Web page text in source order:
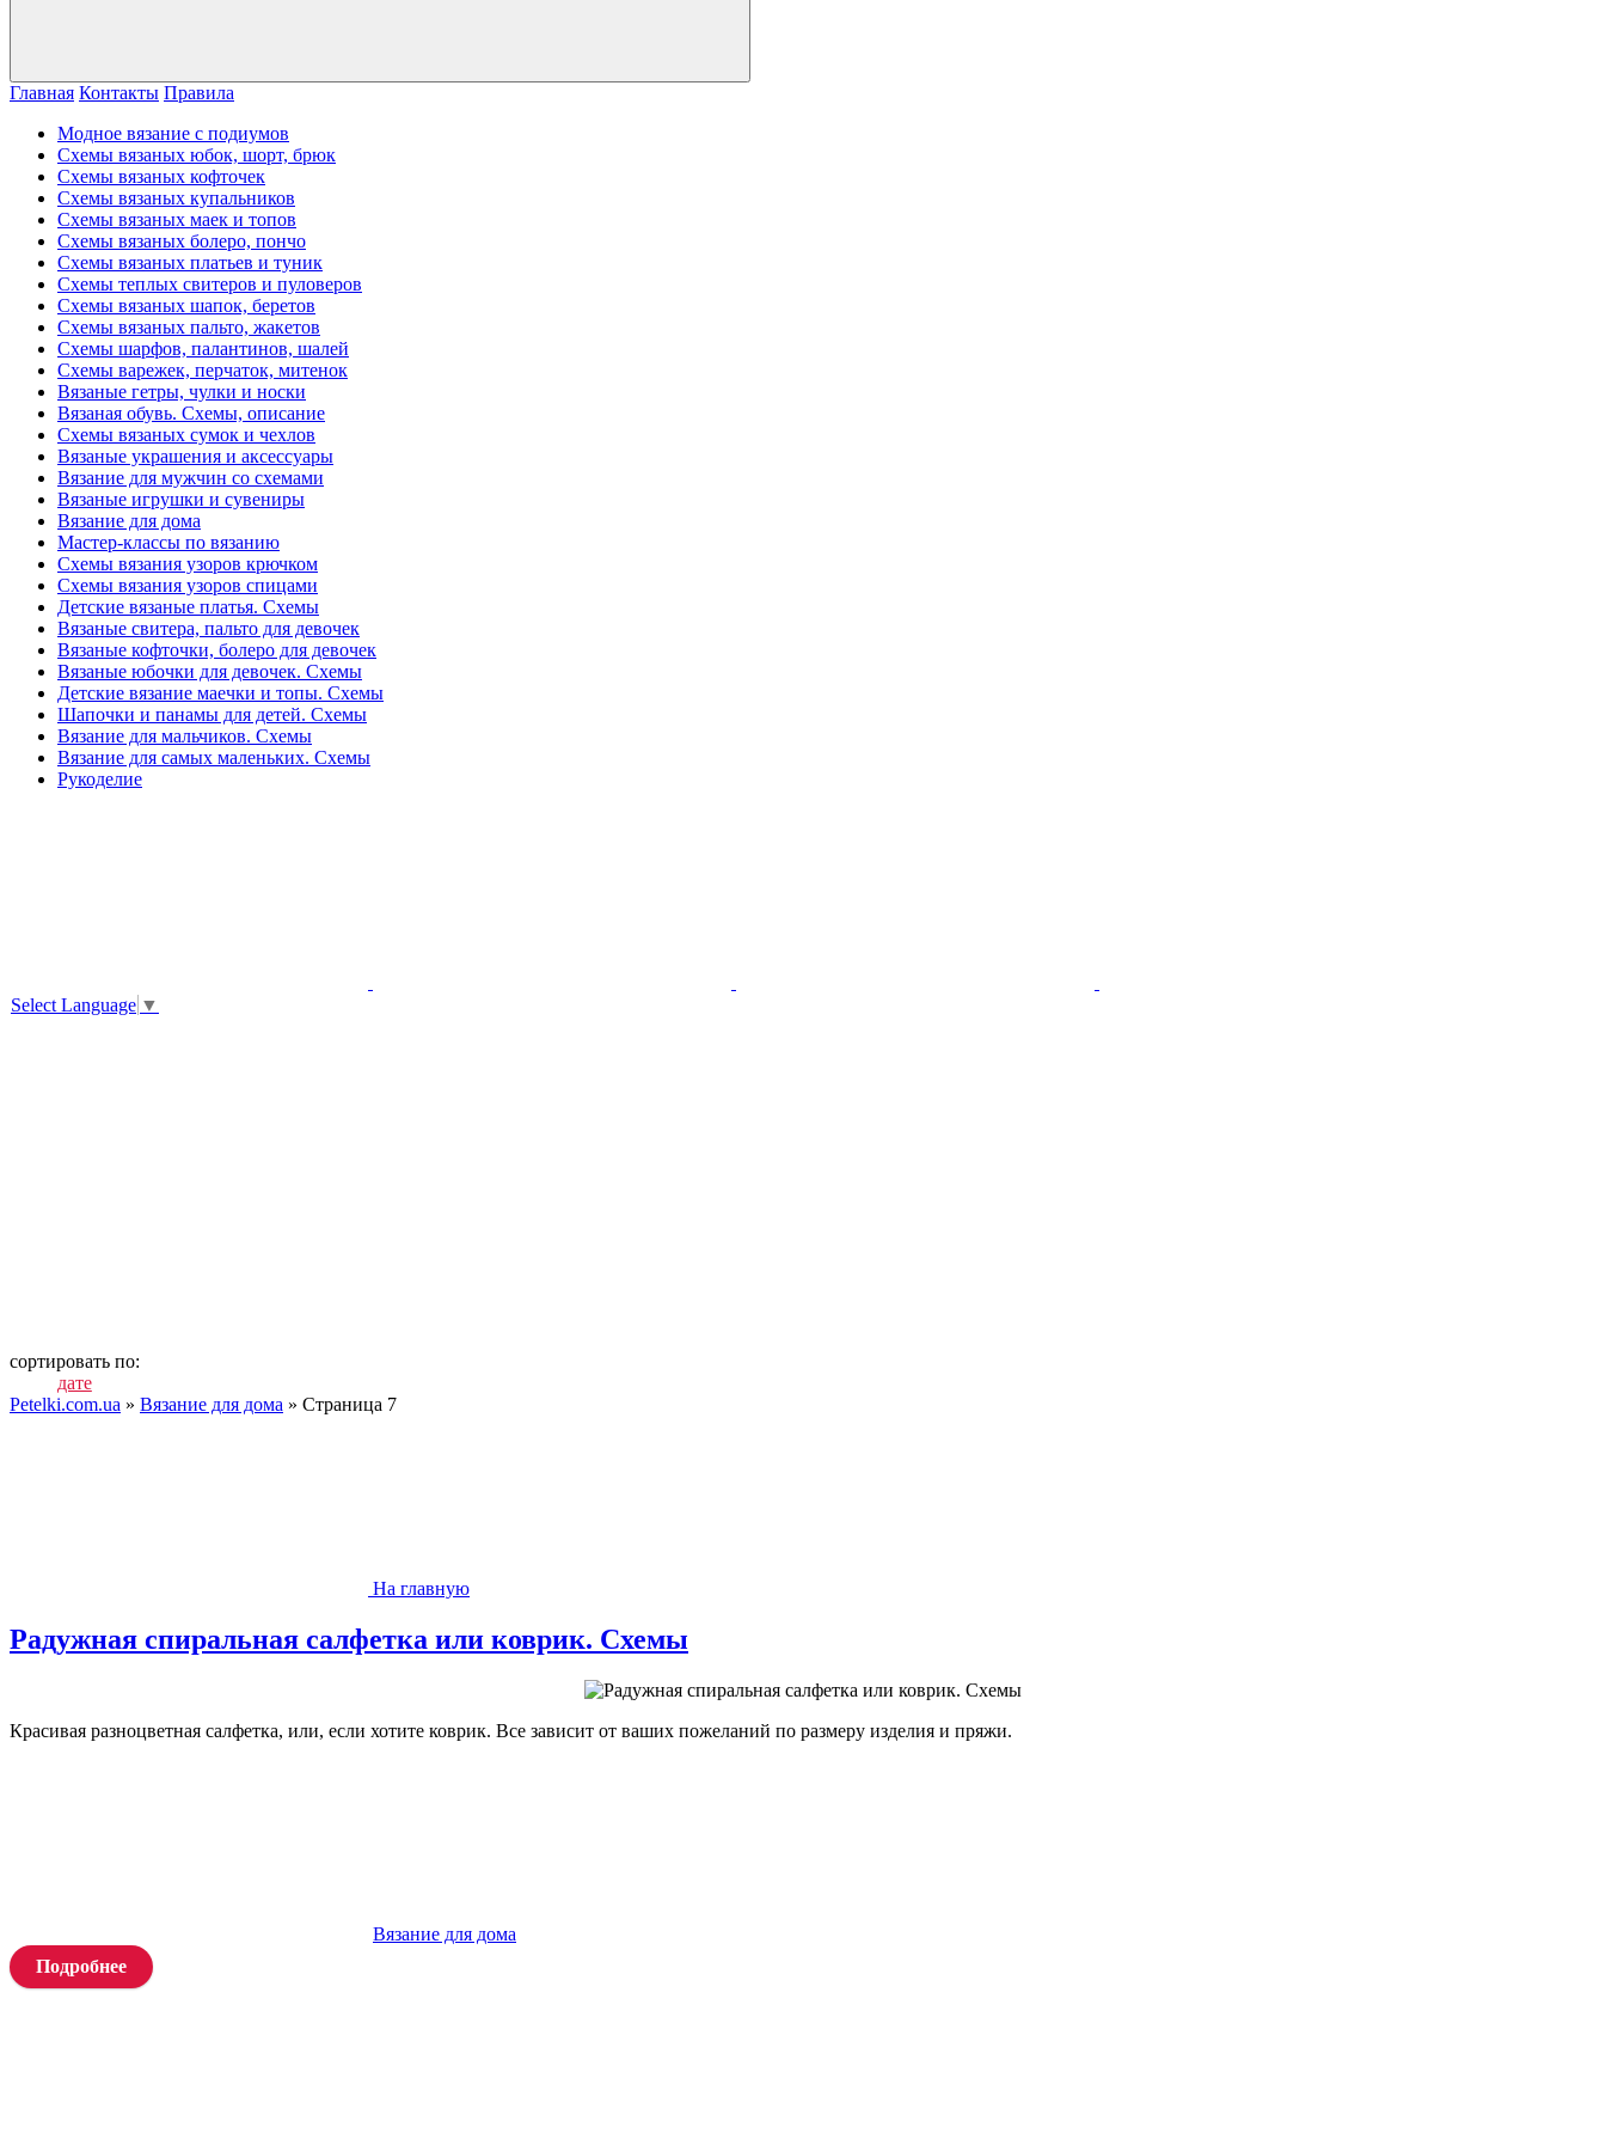
Главная Контакты Правила
Модное вязание с подиумов
Схемы вязаных юбок, шорт, брюк
Схемы вязаных кофточек
Схемы вязаных купальников
Схемы вязаных маек и топов
Схемы вязаных болеро, пончо
Схемы вязаных платьев и туник
Схемы теплых свитеров и пуловеров
Схемы вязаных шапок, беретов
Схемы вязаных пальто, жакетов
Схемы шарфов, палантинов, шалей
Схемы варежек, перчаток, митенок
Вязаные гетры, чулки и носки
Вязаная обувь. Схемы, описание
Схемы вязаных сумок и чехлов
Вязаные украшения и аксессуары
Вязание для мужчин со схемами
Вязаные игрушки и сувениры
Вязание для дома
Мастер-классы по вязанию
Схемы вязания узоров крючком
Схемы вязания узоров спицами
Детские вязаные платья. Схемы
Вязаные свитера, пальто для девочек
Вязаные кофточки, болеро для девочек
Вязаные юбочки для девочек. Схемы
Детские вязание маечки и топы. Схемы
Шапочки и панамы для детей. Схемы
Вязание для мальчиков. Схемы
Вязание для самых маленьких. Схемы
Рукоделие
Select Language ▼
сортировать по:
дате
Petelki.com.ua » Вязание для дома » Страница 7
На главную
Радужная спиральная салфетка или коврик. Схемы
Красивая разноцветная салфетка, или, если хотите коврик. Все зависит от ваших пожеланий по размеру изделия и пряжи.
Вязание для дома
Подробнее